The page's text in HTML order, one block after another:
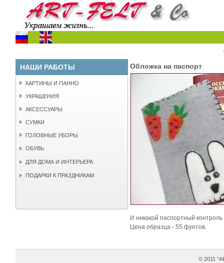
НАШИ РАБОТЫ
КАРТИНЫ И ПАННО
УКРАШЕНИЯ
АКСЕССУАРЫ
СУМКИ
ГОЛОВНЫЕ УБОРЫ
ОБУВЬ
ДЛЯ ДОМА И ИНТЕРЬЕРА
ПОДАРКИ К ПРАЗДНИКАМ
Обложка на паспорт
И никакой паспортный
Цена образца - 55 фунтов.
© 2011